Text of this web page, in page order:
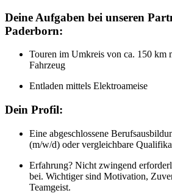
Deine Aufgaben bei unseren
Paderborn:
Touren im Umkreis von ca. 150 km
Fahrzeug
Entladen mittels Elektroameise
Dein Profil:
Eine abgeschlossene
(m/w/d) oder vergleichbare
Erfahrung? Nicht zwingend
bei. Wichtiger sind Motivation,
Teamgeist.